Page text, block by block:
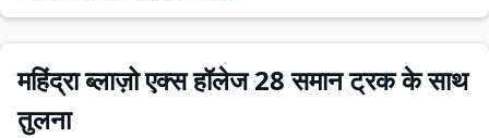
महिंद्रा ब्लाज़ो एक्स हॉलेज 28 समान ट्रक के साथ
तुलना